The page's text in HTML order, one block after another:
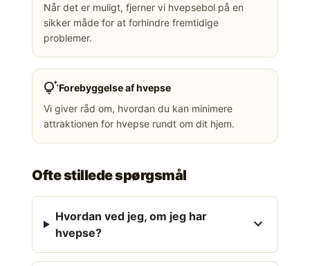
Når det er muligt, fjerner vi hvepsebol på en
sikker måde for at forhindre fremtidige
problemer.
tips_and_updatesForebyggelse af hvepse
Vi giver råd om, hvordan du kan minimere
attraktionen for hvepse rundt om dit hjem.
Ofte stillede spørgsmål
Hvordan ved jeg, om jeg har
hvepse?
expand_more